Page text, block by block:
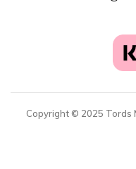
Copyright © 2025 Tords